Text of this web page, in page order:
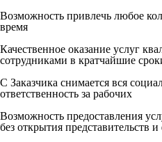
Возможность привлечь любое
время
Качественное оказание услуг
сотрудниками в кратчайшие
С Заказчика снимается вся
ответственность за рабочих
Возможность предоставления
без открытия представительств